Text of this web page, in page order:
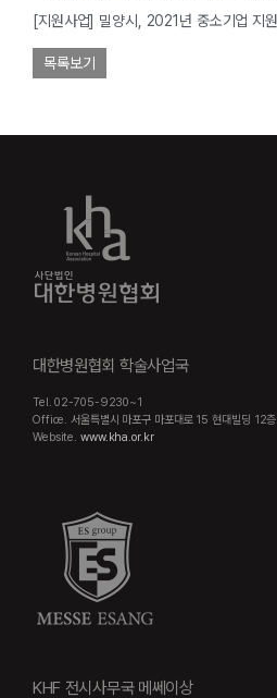
목록보기
대한병원협회 학술사업국
Tel. 02-705-9230~1
Office. 서울특별시 마포구 마포대로 15 현대빌딩 12층
Website.www.kha.or.kr
KHF 전시사무국 메쎄이상